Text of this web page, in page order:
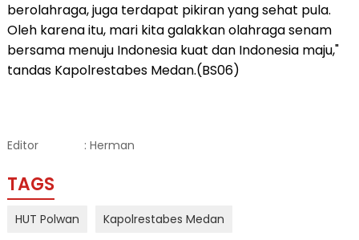
berolahraga, juga terdapat pikiran yang sehat pula.
Oleh karena itu, mari kita galakkan olahraga senam
bersama menuju Indonesia kuat dan Indonesia maju,"
tandas Kapolrestabes Medan.(BS06)
Editor : Herman
TAGS
HUT Polwan Kapolrestabes Medan